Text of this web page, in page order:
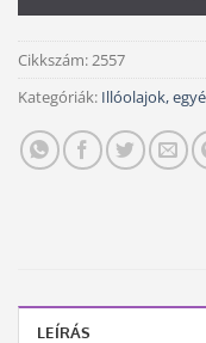
Cikkszám:2557
Kategóriák: Illóolajok,
LEÍRÁS